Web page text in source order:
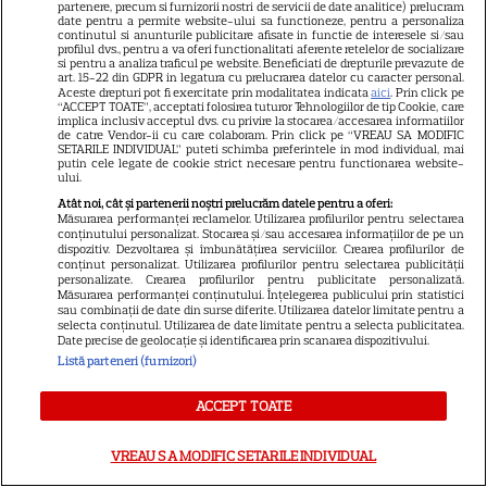
Publicitate
Termeni și condiții
Despre cookies
Politica de confidenţialitate
Sitemap
NUMĂRUL CURENT
ABONEAZA-TE LA REVISTĂ
Libertatea
Libertatea pentru femei
partenere, precum si furnizorii nostri de servicii de date analitice) prelucram
date pentru a permite website-ului sa functioneze, pentru a personaliza
continutul si anunturile publicitare afisate in functie de interesele si/sau
profilul dvs., pentru a va oferi functionalitati aferente retelelor de socializare
si pentru a analiza traficul pe website. Beneficiati de drepturile prevazute de
art. 15-22 din GDPR in legatura cu prelucrarea datelor cu caracter personal.
Aceste drepturi pot fi exercitate prin modalitatea indicataaici. Prin click pe
“ACCEPT TOATE”, acceptati folosirea tuturor Tehnologiilor de tip Cookie, care
implica inclusiv acceptul dvs. cu privire la stocarea/accesarea informatiilor
de catre Vendor-ii cu care colaboram. Prin click pe “VREAU SA MODIFIC
SETARILE INDIVIDUAL” puteti schimba preferintele in mod individual, mai
putin cele legate de cookie strict necesare pentru functionarea website-
ului.
Atât noi, cât și partenerii noștri prelucrăm datele pentru a oferi:
Măsurarea performanței reclamelor. Utilizarea profilurilor pentru selectarea
conținutului personalizat. Stocarea și/sau accesarea informațiilor de pe un
dispozitiv. Dezvoltarea și îmbunătățirea serviciilor. Crearea profilurilor de
conținut personalizat. Utilizarea profilurilor pentru selectarea publicității
personalizate. Crearea profilurilor pentru publicitate personalizată.
Măsurarea performanței conținutului. Înțelegerea publicului prin statistici
sau combinații de date din surse diferite. Utilizarea datelor limitate pentru a
selecta conținutul. Utilizarea de date limitate pentru a selecta publicitatea.
Date precise de geolocație și identificarea prin scanarea dispozitivului.
Listă parteneri (furnizori)
ACCEPT TOATE
VREAU SA MODIFIC SETARILE INDIVIDUAL